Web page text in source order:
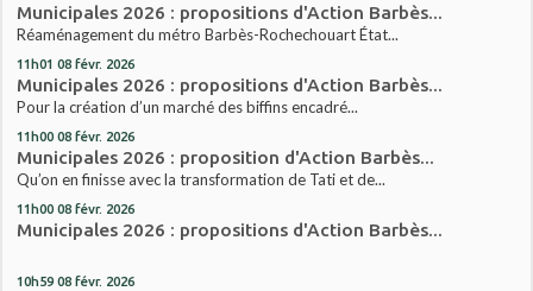
Municipales 2026 : propositions d'Action Barbès...
Réaménagement du métro Barbès-Rochechouart État...
11h01 08 févr. 2026
Municipales 2026 : propositions d'Action Barbès...
Pour la création d’un marché des biffins encadré...
11h00 08 févr. 2026
Municipales 2026 : proposition d'Action Barbès...
Qu’on en finisse avec la transformation de Tati et de...
11h00 08 févr. 2026
Municipales 2026 : propositions d'Action Barbès...
10h59 08 févr. 2026